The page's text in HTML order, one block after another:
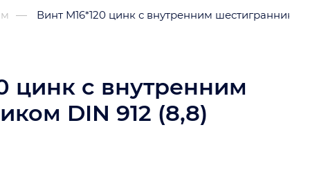
Винт М16*120 цинк с внутренним шестигранником
цинк с внутренним
DIN 912 (8,8)